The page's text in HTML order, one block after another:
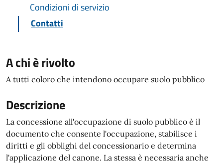
Condizioni di servizio
Contatti
A chi è rivolto
A tutti coloro che intendono occupare suolo pubblico
Descrizione
La concessione all'occupazione di suolo pubblico è il
documento che consente l'occupazione, stabilisce i
diritti e gli obblighi del concessionario e determina
l'applicazione del canone. La stessa è necessaria anche